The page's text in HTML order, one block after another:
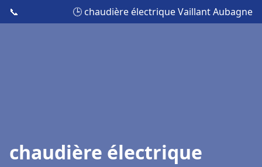
📞 🕒 chaudière électrique Vaillant Aubagne
chaudière électrique